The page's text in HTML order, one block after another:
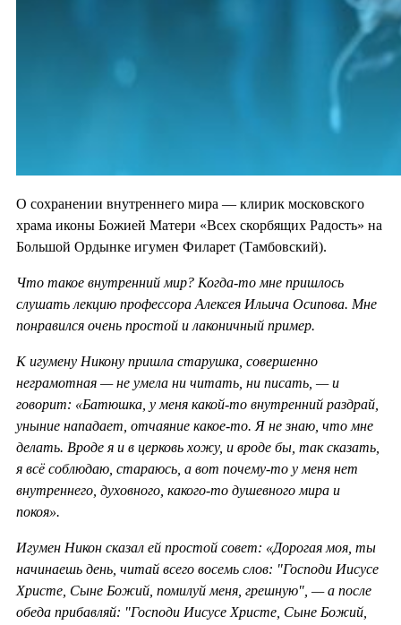
О сохранении внутреннего мира — клирик московского
храма иконы Божией Матери «Всех скорбящих Радость» на
Большой Ордынке игумен Филарет (Тамбовский).
Что такое внутренний мир? Когда-то мне пришлось
слушать лекцию профессора Алексея Ильича Осипова. Мне
понравился очень простой и лаконичный пример.
К игумену Никону пришла старушка, совершенно
неграмотная — не умела ни читать, ни писать, — и
говорит: «Батюшка, у меня какой-то внутренний раздрай,
уныние нападает, отчаяние какое-то. Я не знаю, что мне
делать. Вроде я и в церковь хожу, и вроде бы, так сказать,
я всё соблюдаю, стараюсь, а вот почему-то у меня нет
внутреннего, духовного, какого-то душевного мира и
покоя».
Игумен Никон сказал ей простой совет: «Дорогая моя, ты
начинаешь день, читай всего восемь слов: "Господи Иисусе
Христе, Сыне Божий, помилуй меня, грешную", — а после
обеда прибавляй: "Господи Иисусе Христе, Сыне Божий,